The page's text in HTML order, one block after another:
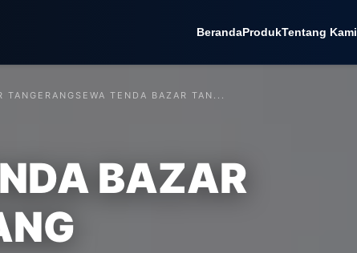
BerandaProdukTentang Kami
TANGERANG SEWA TENDA BAZAR TAN...
BAZAR